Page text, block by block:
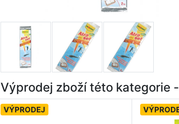
Výprodej zboží této kategorie
VÝPRODEJ